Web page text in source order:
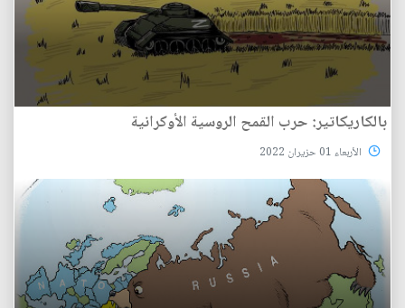
بالكاريكاتير: حرب القمح الروسية الأوكرانية
الأربعاء 01 حزيران 2022